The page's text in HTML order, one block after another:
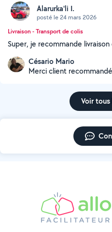
Alarurka'li I.
posté le 24 mars 2026
Livraison - Transport de colis
Super, je recommande
Césario Mario
Merci client recommandé
Voir tous